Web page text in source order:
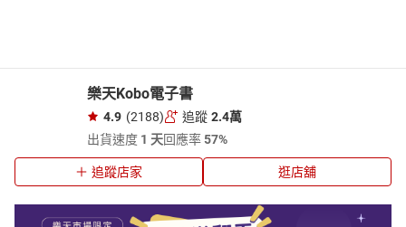
樂天Kobo電子書
4.9 (2188) 追蹤 2.4萬
出貨速度 1 天回應率57%
追蹤店家 逛店舖